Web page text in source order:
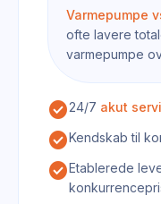
Varmepumpe
ofte lavere
varmepumpe
check_circle24/7 akut
check_circleKendskab til
check_circleEtablerede